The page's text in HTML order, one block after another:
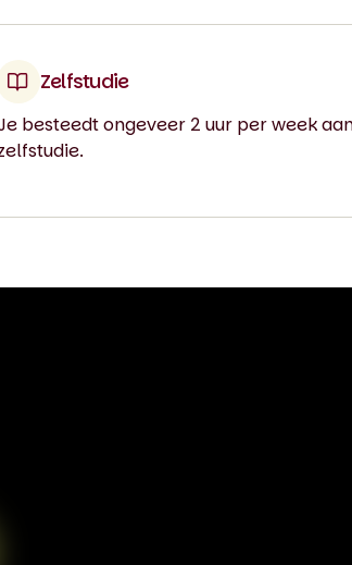
Zelfstudie
besteedt ongeveer 2 uur per week